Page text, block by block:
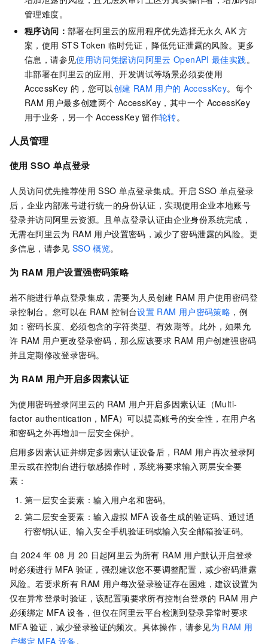
管理难度。
程序访问： 部署在阿里云的应用程序优先选择无永久 AK 方
案，使用 STS Token 临时凭证，降低凭证泄露的风险。更多
信息，请参见使用访问凭据访问阿里云 OpenAPI 最佳实践 。
非部署在阿里云的应用、开发调试等场景必须要使用
AccessKey 的，您可以创建 RAM 用户的 AccessKey。每个
RAM 用户最多创建两个 AccessKey，其中一个 AccessKey
用于业务，另一个 AccessKey 留作轮转。
人员管理
使用 SSO 单点登录
人员访问优先推荐使用 SSO 单点登录集成。开启 SSO 单点登录
后，企业内部账号进行统一的身份认证，实现使用企业本地账号
登录并访问阿里云资源。且单点登录认证由企业身份系统完成，
无需在阿里云为 RAM 用户设置密码，减少了密码泄露的风险。更
多信息，请参见 SSO 概览。
为 RAM 用户设置强密码策略
若不能进行单点登录集成，需要为人员创建 RAM 用户使用密码登
录控制台。您可以在 RAM 控制台设置 RAM 用户密码策略 ，例
如：密码长度、必须包含的字符类型、有效期等。此外，如果允
许 RAM 用户更改登录密码，那么应该要求 RAM 用户创建强密码
并且定期修改登录密码。
为 RAM 用户开启多因素认证
为使用密码登录阿里云的 RAM 用户开启多因素认证（Multi-
factor authentication，MFA）可以提高账号的安全性，在用户名
和密码之外再增加一层安全保护。
启用多因素认证并绑定多因素认证设备后，RAM 用户再次登录阿
里云或在控制台进行敏感操作时，系统将要求输入两层安全要
素：
第一层安全要素：输入用户名和密码。
第二层安全要素：输入虚拟 MFA 设备生成的验证码、通过通
行密钥认证、输入安全手机验证码或输入安全邮箱验证码。
自 2024 年 08 月 20 日起阿里云为所有 RAM 用户默认开启登录
时必须进行 MFA 验证，强烈建议您不要调整配置，减少密码泄露
风险。若要求所有 RAM 用户每次登录验证存在困难，建议设置为
仅在异常登录时验证，该配置项要求所有控制台登录的 RAM 用户
必须绑定 MFA 设备，但仅在阿里云平台检测到登录异常时要求
MFA 验证，减少登录验证的频次。具体操作，请参见为 RAM 用
户绑定 MFA 设备 。